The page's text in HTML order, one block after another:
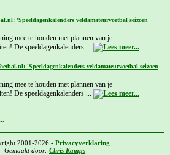
'Speeldagenkalenders veldamateurvoetbal seizoen
mee te houden met plannen van je
De speeldagenkalenders ...
'Speeldagenkalenders veldamateurvoetbal seizoen
mee te houden met plannen van je
De speeldagenkalenders ...
2001-2026 - Privacyverklaring
Gemaakt door: Chris Kamps